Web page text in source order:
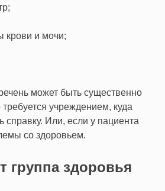
крови и мочи;
может быть существенно
учреждением, куда
справку. Или, если у пациента
со здоровьем.
группа здоровья